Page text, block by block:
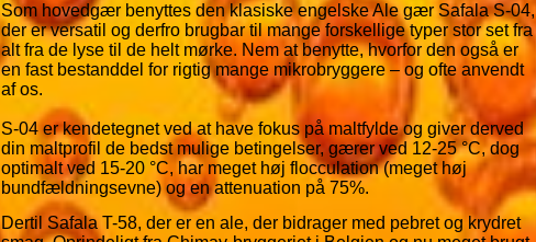
Som hovedgær benyttes den klasiske engelske Ale gær Safala S-04,
der er versatil og derfro brugbar til mange forskellige typer stor set fra
alt fra de lyse til de helt mørke. Nem at benytte, hvorfor den også er
en fast bestanddel for rigtig mange mikrobryggere – og ofte anvendt
af os.
S-04 er kendetegnet ved at have fokus på maltfylde og giver derved
din maltprofil de bedst mulige betingelser, gærer ved 12-25 °C, dog
optimalt ved 15-20 °C, har meget høj flocculation (meget høj
bundfældningsevne) og en attenuation på 75%.
Dertil Safala T-58, der er en ale, der bidrager med pebret og krydret